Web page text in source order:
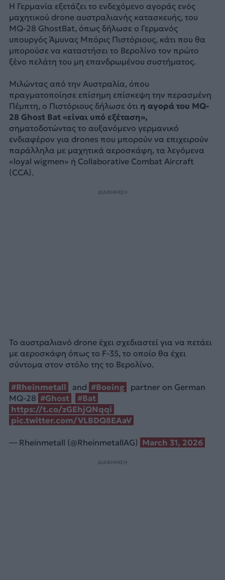
Η Γερμανία εξετάζει το ενδεχόμενο αγοράς ενός
μαχητικού drone αυστραλιανής κατασκευής, του
MQ-28 GhostBat, όπως δήλωσε ο Γερμανός
υπουργός Άμυνας Μπόρις Πιστόριους, κάτι που θα
μπορούσε να καταστήσει το Βερολίνο τον πρώτο
ξένο πελάτη του μη επανδρωμένου συστήματος.
Μιλώντας από την Αυστραλία, όπου
πραγματοποίησε επίσημη επίσκεψη την περασμένη
Πέμπτη, ο Πιστόριους δήλωσε ότι η αγορά του MQ-
28 Ghost Bat «είναι υπό εξέταση»,
σηματοδοτώντας το αυξανόμενο γερμανικό
ενδιαφέρον για drones που μπορούν να επιχειρούν
παράλληλα με μαχητικά αεροσκάφη, τα λεγόμενα
«loyal wigmen» ή Collaborative Combat Aircraft
(CCA).
ΔΙΑΦΗΜΙΣΗ
Το αυστραλιανό drone έχει σχεδιαστεί για να πετάει
με αεροσκάφη όπως το F-35, το οποίο θα έχει
σύντομα στον στόλο της το Βερολίνο.
#Rheinmetall and #Boeing
partner on German
MQ-28 #Ghost
#Bat
https://t.co/zGEhjQNqqi
pic.twitter.com/VLBDQ8EAaV
— Rheinmetall (@RheinmetallAG) March 31, 2026
ΔΙΑΦΗΜΙΣΗ